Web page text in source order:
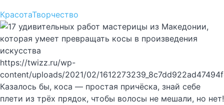
КрасотаТворчество
https://twizz.ru/wp-
content/uploads/2021/02/
Казалось бы, коса — простая причёска, знай себе
плети из трёх прядок, чтобы волосы не мешали, но нет!